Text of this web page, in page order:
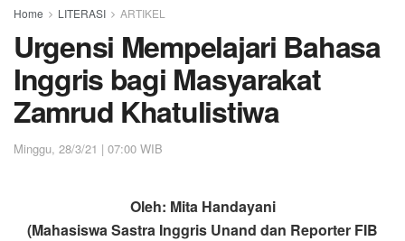
Home LITERASI ARTIKEL
Urgensi Mempelajari Bahasa
Inggris bagi Masyarakat
Zamrud Khatulistiwa
Minggu, 28/3/21 | 07:00 WIB
Oleh: Mita Handayani
(Mahasiswa Sastra Inggris Unand dan Reporter FIB